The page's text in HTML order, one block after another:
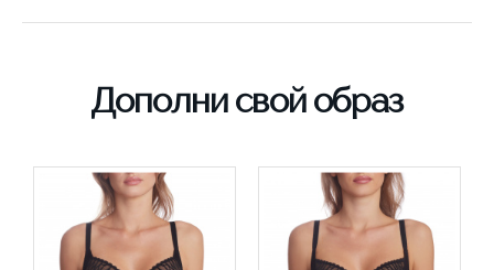
Дополни свой образ